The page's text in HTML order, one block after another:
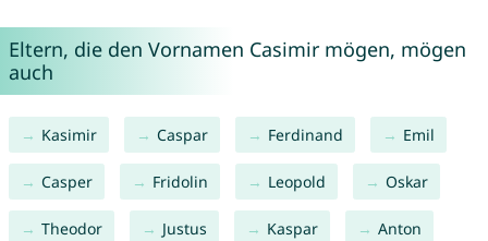
Eltern, die den Vornamen Casimir mögen, mögen
auch
Kasimir Caspar Ferdinand Emil
Casper Fridolin Leopold Oskar
Theodor Justus Kaspar Anton